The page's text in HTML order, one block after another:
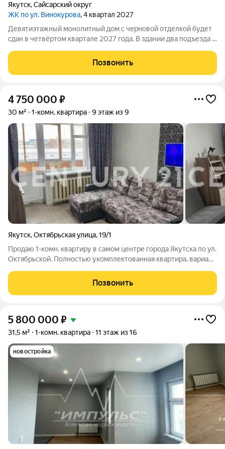
Якутск,Сайсарский округ
ЖК по ул. Винокурова, 4 квартал 2027
Девятиэтажный монолитный дом с черновой отделкой будет
сдан в четвёртом квартале 2027 года. В здании два подъезда и
обустроят детскую площадку, тротуар и наружное освещение,
предусмотрят
Позвонить
4 750 000 ₽
30 м² 1-комн. квартира 9 этаж из 9
Якутск,Октябрьская улица,19/1
Продаю 1-комн. квартиру в самом центре города Якутска по ул.
Октябрьской. Полностью укомплектованная квартира, вариант
микроволновка, чайник, телевизор и т.д. все оставляю. Тихие
соседи, староста
Позвонить
5 800 000 ₽
31,5 м² 1-комн. квартира 11 этаж из 16
новостройка